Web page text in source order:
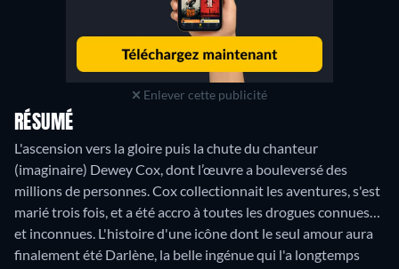
Enlever cette publicité
RÉSUMÉ
L'ascension vers la gloire puis la chute du chanteur
(imaginaire) Dewey Cox, dont l’œuvre a bouleversé des
millions de personnes. Cox collectionnait les aventures, s'est
marié trois fois, et a été accro à toutes les drogues connues…
et inconnues. L'histoire d'une icône dont le seul amour aura
finalement été Darlène, la belle ingénue qui l'a longtemps